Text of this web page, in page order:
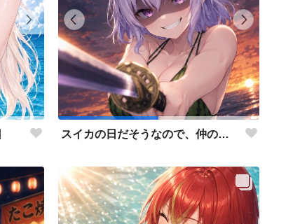
スイカの日だそうなので、仲の良い先輩後輩でスイカ割り（意味深）